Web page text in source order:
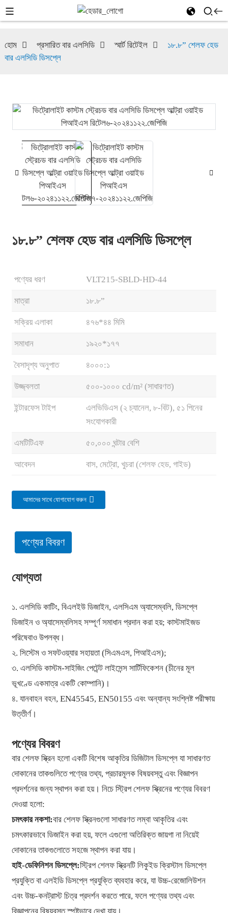
হোম প্রসারিত বার এলসিডি স্মার্ট রিটেইল
১৮.৮” শেলফ হেড
বার এলসিডি ডিসপ্লে
১৮.৮” শেলফ হেড বার এলসিডি ডিসপ্লে
পণ্যের ধরণ VLT215-SBLD-HD-44
মাত্রা ১৮.৮”
সক্রিয় এলাকা ৪৭৬*৪৪ মিমি
সমাধান ১৯২০*১৭৭
বৈসাদৃশ্য অনুপাত ৪০০০:১
উজ্জ্বলতা ৫০০-১০০০ cd/m² (সাধারণত)
ইন্টারফেস টাইপ
এলভিডিএস (২ চ্যানেল, ৮-বিট), ৫১ পিনের
সংযোগকারী
এমটিটিএফ ৫০,০০০ ঘন্টার বেশি
আবেদন বাস, মেট্রো, খুচরা (শেলফ হেড, গাইড)
আমাদের সাথে যোগাযোগ করুন
পণ্যের বিবরণ
যোগ্যতা
১. এলসিডি কাটিং, বিএলইউ ডিজাইন, এলসিএম অ্যাসেম্বলি, ডিসপ্লে
ডিজাইন ও অ্যাসেম্বলিসহ সম্পূর্ণ সমাধান প্রদান করা হয়; কাস্টমাইজড
পরিষেবাও উপলব্ধ।
২. সিস্টেম ও সফটওয়্যার সহায়তা (সিএমএস, পিআইএস);
৩. এলসিডি কাস্টম-সাইজিং পেটেন্ট লাইসেন্স সার্টিফিকেশন (চীনের মূল
ভূখণ্ডে একমাত্র একটি কোম্পানি)।
৪. যানবাহন বহন, EN45545, EN50155 এবং অন্যান্য সংশ্লিষ্ট পরীক্ষায়
উত্তীর্ণ।
পণ্যের বিবরণ
বার শেলফ স্ক্রিন হলো একটি বিশেষ আকৃতির ডিজিটাল ডিসপ্লে যা সাধারণত
দোকানের তাকগুলিতে পণ্যের তথ্য, প্রচারমূলক বিষয়বস্তু এবং বিজ্ঞাপন
প্রদর্শনের জন্য স্থাপন করা হয়। নিচে স্ট্রিপ শেলফ স্ক্রিনের পণ্যের বিবরণ
দেওয়া হলো:
চমৎকার নকশা:বার শেলফ স্ক্রিনগুলো সাধারণত লম্বা আকৃতির এবং
চমৎকারভাবে ডিজাইন করা হয়, ফলে এগুলো অতিরিক্ত জায়গা না নিয়েই
দোকানের তাকগুলোতে সহজে স্থাপন করা যায়।
হাই-ডেফিনিশন ডিসপ্লে:স্ট্রিপ শেলফ স্ক্রিনটি লিকুইড ক্রিস্টাল ডিসপ্লে
প্রযুক্তি বা এলইডি ডিসপ্লে প্রযুক্তি ব্যবহার করে, যা উচ্চ-রেজোলিউশন
এবং উচ্চ-কনট্রাস্ট চিত্র প্রদর্শন করতে পারে, ফলে পণ্যের তথ্য এবং